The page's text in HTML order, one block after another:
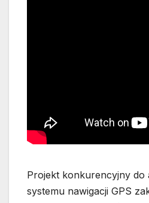
Projekt konkurencyjny do
systemu nawigacji GPS